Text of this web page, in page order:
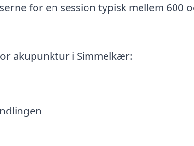
for en session typisk mellem 600
akupunktur i Simmelkær: